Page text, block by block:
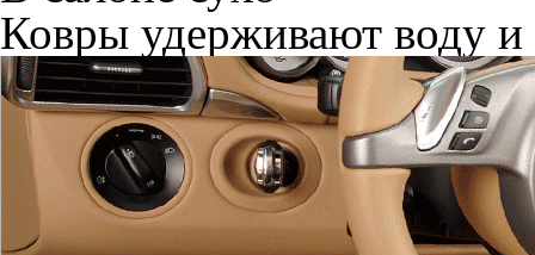
Ковры удерживают воду и